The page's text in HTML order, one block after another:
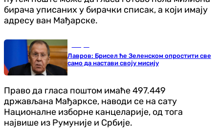
бирача уписаних у бирачки списак, а који имају
адресу ван Мађарске.
Лавров: Брисел ће Зеленском опростити све
само да настави своју мисију
Право да гласа поштом имаће 497.449
држављана Мађарксе, наводи се на сату
Националне изборне канцеларије, од тога
највише из Румуније и Србије.